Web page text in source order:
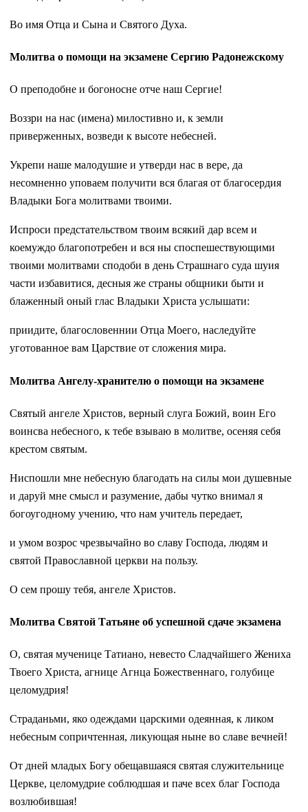
Во имя Отца и Сына и Святого Духа.
Молитва о помощи на экзамене Сергию Радонежскому
О преподобне и богоносне отче наш Сергие!
Воззри на нас (имена) милостивно и, к земли
приверженных, возведи к высоте небесней.
Укрепи наше малодушие и утверди нас в вере, да
несомненно уповаем получити вся благая от благосердия
Владыки Бога молитвами твоими.
Испроси предстательством твоим всякий дар всем и
коемуждо благопотребен и вся ны споспешествующими
твоими молитвами сподоби в день Страшнаго суда шуия
части избавитися, десныя же страны общники быти и
блаженный оный глас Владыки Христа услышати:
приидите, благословеннии Отца Моего, наследуйте
уготованное вам Царствие от сложения мира.
Молитва Ангелу-хранителю о помощи на экзамене
Святый ангеле Христов, верный слуга Божий, воин Его
воинсва небесного, к тебе взываю в молитве, осеняя себя
крестом святым.
Ниспошли мне небесную благодать на силы мои душевные
и даруй мне смысл и разумение, дабы чутко внимал я
богоугодному учению, что нам учитель передает,
и умом возрос чрезвычайно во славу Господа, людям и
святой Православной церкви на пользу.
О сем прошу тебя, ангеле Христов.
Молитва Святой Татьяне об успешной сдаче экзамена
О, святая мученице Татиано, невесто Сладчайшего Жениха
Твоего Христа, агнице Агнца Божественнаго, голубице
целомудрия!
Страданьми, яко одеждами царскими одеянная, к ликом
небесным сопричтенная, ликующая ныне во славе вечней!
От дней младых Богу обещавшаяся святая служительнице
Церкве, целомудрие соблюдшая и паче всех благ Господа
возлюбившая!